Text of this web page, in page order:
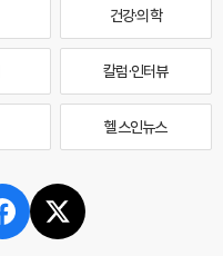
건강·의학
칼럼·인터뷰
헬스인뉴스